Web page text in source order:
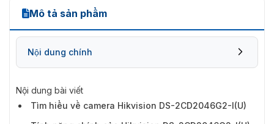
Mô tả sản phẩm
Nội dung chính
Nội dung bài viết
Tìm hiểu về camera Hikvision DS-2CD2046G2-I(U)